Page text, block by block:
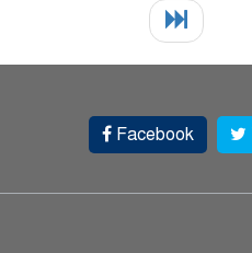
Facebook